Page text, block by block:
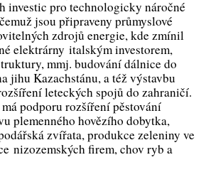
investic pro technologicky náročné
jsou připraveny průmyslové
zdrojů energie, kde zmínil
elektrárny italským investorem,
mmj. budování dálnice do
jihu Kazachstánu, a též výstavbu
leteckých spojů do zahraničí.
podporu rozšíření pěstování
plemenného hovězího dobytka,
zvířata, produkce zeleniny ve
nizozemských firem, chov ryb a